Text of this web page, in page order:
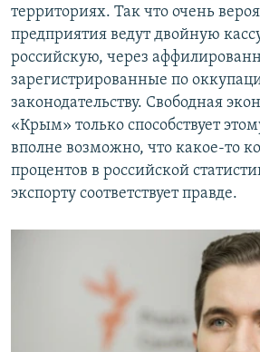
территориях. Так что очень
предприятия ведут двойную
российскую, через
зарегистрированные по
законодательству. Свободная
«Крым» только способствует
вполне возможно, что какое-то
процентов в российской
экспорту соответствует правде.